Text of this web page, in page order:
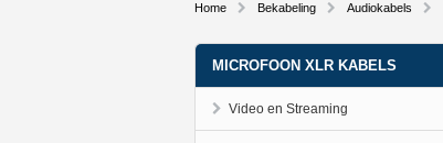
Home Bekabeling Audiokabels
MICROFOON XLR KABELS
Video en Streaming